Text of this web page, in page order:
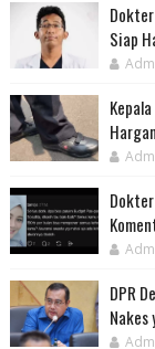
Siap
DPR
Nakes